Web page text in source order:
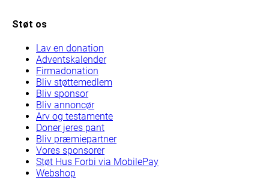
Støt os
Lav en donation
Adventskalender
Firmadonation
Bliv støttemedlem
Bliv sponsor
Bliv annoncør
Arv og testamente
Doner jeres pant
Bliv præmiepartner
Vores sponsorer
Støt Hus Forbi via MobilePay
Webshop